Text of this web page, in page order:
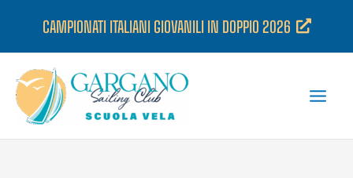
CAMPIONATI ITALIANI GIOVANILI IN DOPPIO 2026